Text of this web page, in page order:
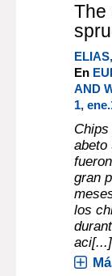
The
En
AND
1,
abeto
gran
los
aci[...]